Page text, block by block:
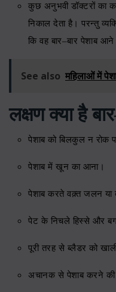
कुछ अनुभवी डॉक्टरों का
निकाल देता है। परन्तु
कि वह बार–बार पेशाब
See also महिलाओं में
लक्षण क्या है बार
पेशाब को बिलकुल न रोक
पेशाब में खून का आना।
पेशाब करते वक़्त जलन या
पेट के निचले हिस्से और
पूरी तरह से ब्लैडर को
अचानक से पेशाब करने की